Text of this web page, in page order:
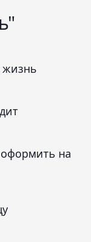
жизнь
на